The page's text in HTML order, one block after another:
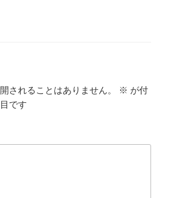
されることはありません。 ※ が付
です